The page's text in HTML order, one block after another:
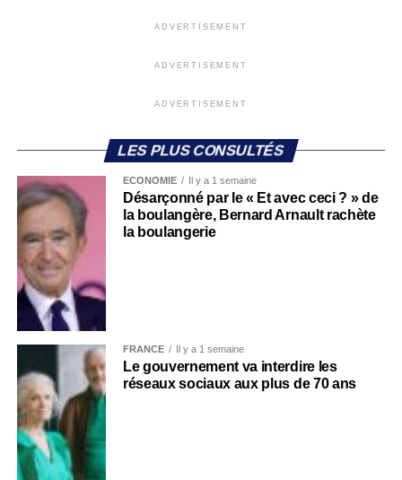
ADVERTISEMENT
ADVERTISEMENT
ADVERTISEMENT
LES PLUS CONSULTÉS
ECONOMIE Il y a 1 semaine
Désarçonné par le « Et avec ceci ? » de
la boulangère, Bernard Arnault rachète
la boulangerie
FRANCE Il y a 1 semaine
Le gouvernement va interdire les
réseaux sociaux aux plus de 70 ans